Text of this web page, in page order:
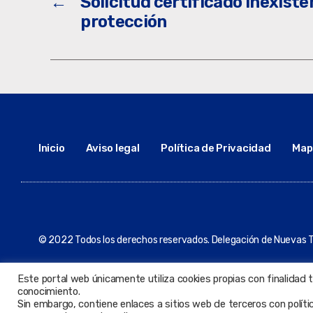
protección
Inicio Aviso legal Política de Privacidad
© 2022 Todos los derechos reservados. Delegación de Nuevas
Este portal web únicamente utiliza cookies propias con
conocimiento.
Sin embargo, contiene enlaces a sitios web de terceros con